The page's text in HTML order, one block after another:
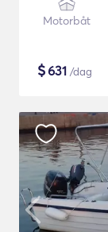
Motorbåt
$631 /dag